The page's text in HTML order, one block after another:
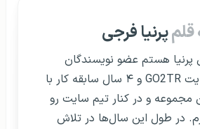
قلمپرنیا فرجی
پرنیا هستم عضو نویسندگان
سایت GO2TR و ۴ سال سابقه کار با
مجموعه و در کنار تیم سایت رو
در طول این سال‌ها در تلاش